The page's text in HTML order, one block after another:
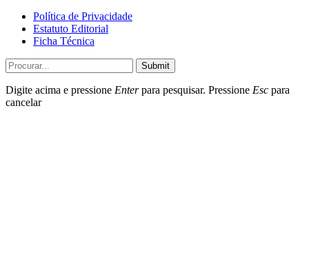
Política de Privacidade
Estatuto Editorial
Ficha Técnica
Submit
Digite acima e pressione Enterpara pesquisar. Pressione Esc para
cancelar